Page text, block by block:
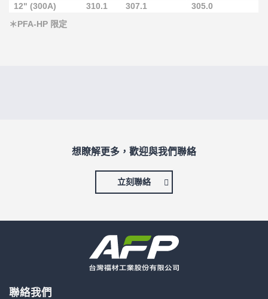
12" (300A)
310.1 307.1
305.0
＊PFA-HP 限定
想瞭解更多，歡迎與我們聯絡
立刻聯絡
聯絡我們